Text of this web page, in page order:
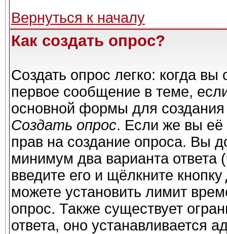
Вернуться к началу
Как создать опрос?
Создать опрос легко: когда вы
первое сообщение в теме,
основной формы для
Создать опрос. Если же вы её
прав на создание опроса. Вы
минимум два варианта ответа
введите его и щёлкните кнопку
можете установить лимит
опрос. Также существует
ответа, оно устанавливается